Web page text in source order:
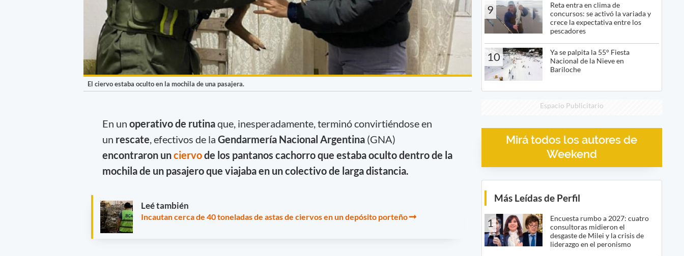
El ciervo estaba oculto en la mochila de una pasajera.
En un operativo de rutinaque, inesperadamente, terminó convirtiéndose en
un rescate , efectivos de la Gendarmería Nacional Argentina(GNA)
encontraron unciervode los pantanos cachorro que estaba oculto dentro de la
mochila de un pasajero que viajaba en un colectivo de larga distancia.
Leé también
Incautan cerca de 40 toneladas de astas de ciervos en un depósito porteño
9
Reta entra en clima de
concursos: se activó la variada y
crece la expectativa entre los
pescadores
10
Ya se palpita la 55° Fiesta
Nacional de la Nieve en
Bariloche
Espacio Publicitario
Mirá todos los autores de
Weekend
Más Leídas de Perfil
1
Encuesta rumbo a 2027: cuatro
consultoras midieron el
desgaste de Milei y la crisis de
liderazgo en el peronismo